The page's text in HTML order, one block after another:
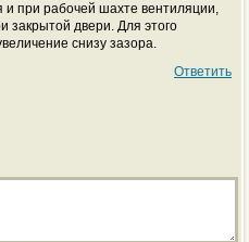
и при рабочей шахте вентиляции,
закрытой двери. Для этого
снизу зазора.
Ответить